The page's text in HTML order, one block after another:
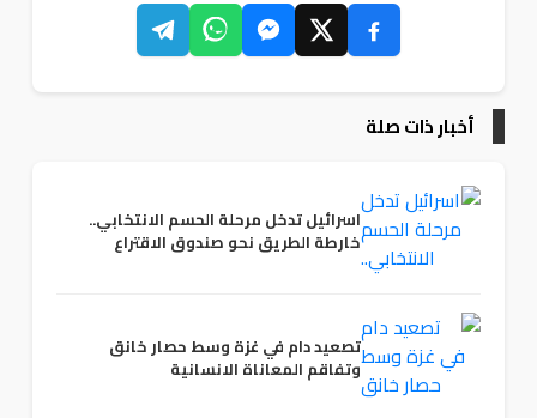
أخبار ذات صلة
اسرائيل تدخل مرحلة الحسم الانتخابي..
خارطة الطريق نحو صندوق الاقتراع
تصعيد دام في غزة وسط حصار خانق
وتفاقم المعاناة الانسانية